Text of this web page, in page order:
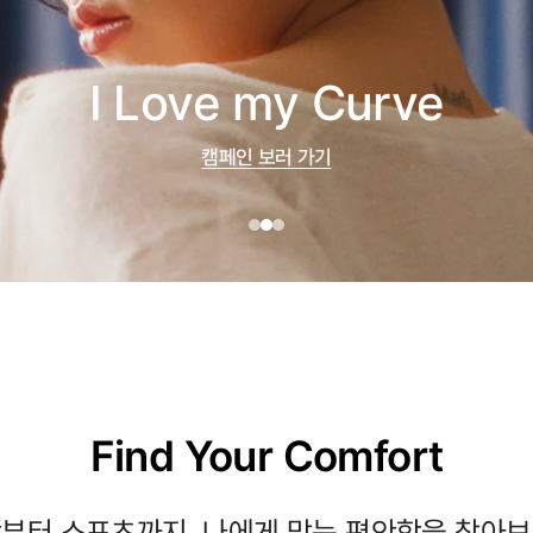
I Love my Curve
캠페인 보러 가기
Find Your Comfort